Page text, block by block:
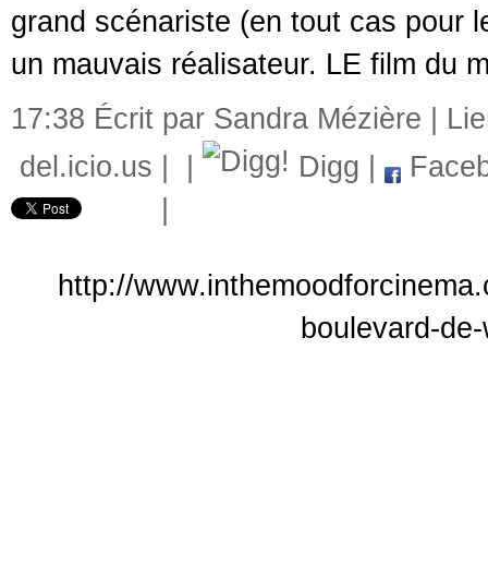
grand scénariste (en tout cas pour
un mauvais réalisateur. LE film du
17:38 Écrit par Sandra Mézière |
del.icio.us
Digg
http://
boulevard-